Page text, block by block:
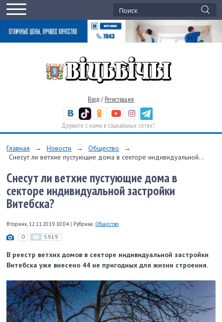
Вход / Регистрация
Дружите с нами в социальных сетях!
Главная → Новости → Общество
→
Снесут ли ветхие пустующие дома в секторе индивидуальной...
Снесут ли ветхие пустующие дома в
секторе индивидуальной застройки
Витебска?
Вторник, 12.11.2019 10:04 | Рубрика: Общество
0 5919
В реестр ветхих домов в секторе индивидуальной застройки
Витебска уже внесено 44 не пригодных для жизни строения.